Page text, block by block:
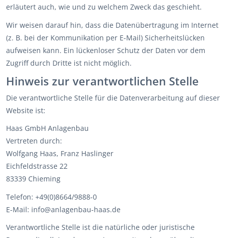
erläutert auch, wie und zu welchem Zweck das geschieht.
Wir weisen darauf hin, dass die Datenübertragung im Internet
(z. B. bei der Kommunikation per E-Mail) Sicherheitslücken
aufweisen kann. Ein lückenloser Schutz der Daten vor dem
Zugriff durch Dritte ist nicht möglich.
Hinweis zur verantwortlichen Stelle
Die verantwortliche Stelle für die Datenverarbeitung auf dieser
Website ist:
Haas GmbH Anlagenbau
Vertreten durch:
Wolfgang Haas, Franz Haslinger
Eichfeldstrasse 22
83339 Chieming
Telefon: +49(0)8664/9888-0
E-Mail: info@anlagenbau-haas.de
Verantwortliche Stelle ist die natürliche oder juristische